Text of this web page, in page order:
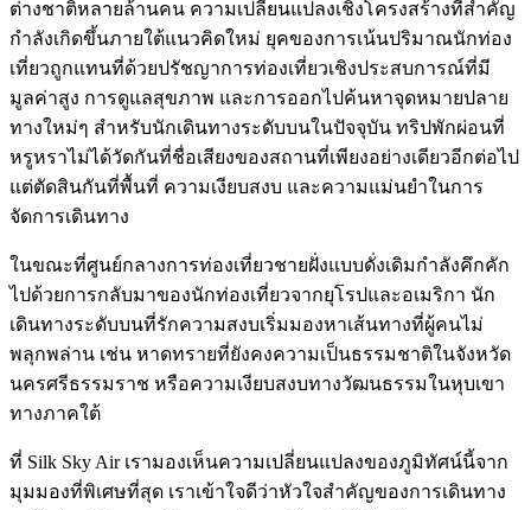
ต่างชาติหลายล้านคน ความเปลี่ยนแปลงเชิงโครงสร้างที่สำคัญ
กำลังเกิดขึ้นภายใต้แนวคิดใหม่ ยุคของการเน้นปริมาณนักท่อง
เที่ยวถูกแทนที่ด้วยปรัชญาการท่องเที่ยวเชิงประสบการณ์ที่มี
มูลค่าสูง การดูแลสุขภาพ และการออกไปค้นหาจุดหมายปลาย
ทางใหม่ๆ สำหรับนักเดินทางระดับบนในปัจจุบัน ทริปพักผ่อนที่
หรูหราไม่ได้วัดกันที่ชื่อเสียงของสถานที่เพียงอย่างเดียวอีกต่อไป
แต่ตัดสินกันที่พื้นที่ ความเงียบสงบ และความแม่นยำในการ
จัดการเดินทาง
ในขณะที่ศูนย์กลางการท่องเที่ยวชายฝั่งแบบดั่งเดิมกำลังคึกคัก
ไปด้วยการกลับมาของนักท่องเที่ยวจากยุโรปและอเมริกา นัก
เดินทางระดับบนที่รักความสงบเริ่มมองหาเส้นทางที่ผู้คนไม่
พลุกพล่าน เช่น หาดทรายที่ยังคงความเป็นธรรมชาติในจังหวัด
นครศรีธรรมราช หรือความเงียบสงบทางวัฒนธรรมในหุบเขา
ทางภาคใต้
ที่ Silk Sky Air เรามองเห็นความเปลี่ยนแปลงของภูมิทัศน์นี้จาก
มุมมองที่พิเศษที่สุด เราเข้าใจดีว่าหัวใจสำคัญของการเดินทาง